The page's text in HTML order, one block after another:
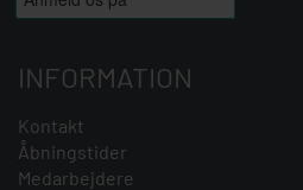
INFORMATION
Kontakt
Åbningstider
Medarbejdere